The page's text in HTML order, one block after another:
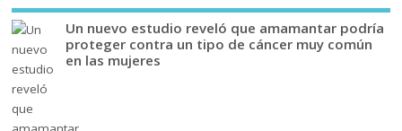
Un nuevo estudio reveló que amamantar podría
proteger contra un tipo de cáncer muy común
en las mujeres